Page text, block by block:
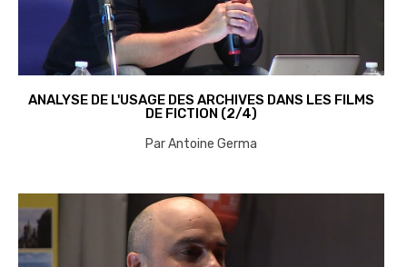
ANALYSE DE L'USAGE DES ARCHIVES DANS LES FILMS
DE FICTION (2/4)
Par Antoine Germa